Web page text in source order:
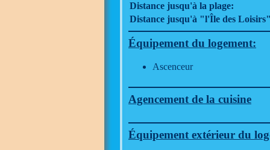
Distance jusqu'à la plage:
Distance jusqu'à "l'Île des
Équipement du logement:
Ascenceur
Agencement de la cuisine
Équipement extérieur du